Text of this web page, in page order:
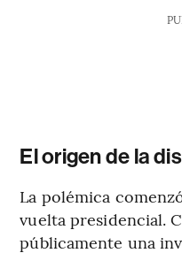
El origen de la
La polémica
vuelta presidencial.
públicamente una